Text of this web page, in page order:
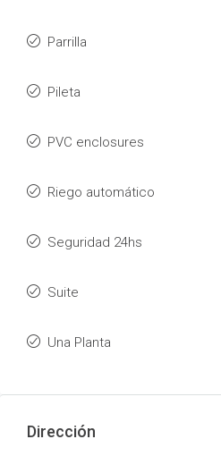
Parrilla
Pileta
PVC enclosures
Riego automático
Seguridad 24hs
Suite
Una Planta
Dirección